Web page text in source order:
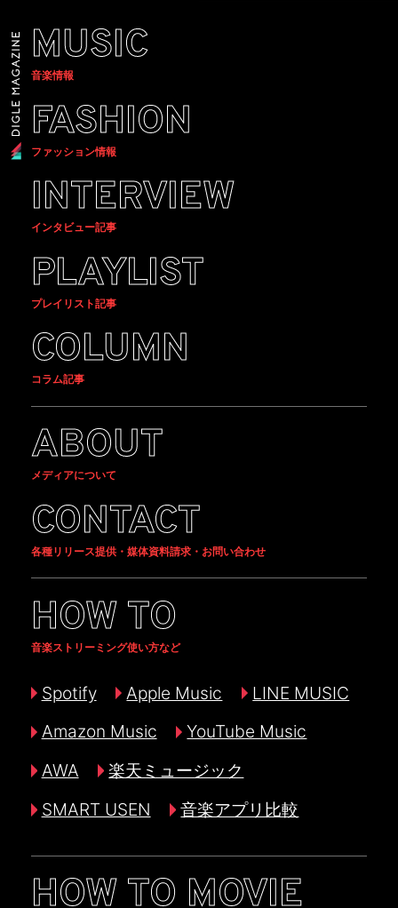
MUSIC
音楽情報
FASHION
ファッション情報
INTERVIEW
インタビュー記事
PLAYLIST
プレイリスト記事
COLUMN
コラム記事
ABOUT
メディアについて
CONTACT
各種リリース提供・媒体資料請求・お問い合わせ
HOW TO
音楽ストリーミング使い方など
Spotify Apple Music
LINE MUSIC
Amazon Music
YouTube Music
AWA
楽天ミュージック
SMART USEN
音楽アプリ比較
HOW TO MOVIE